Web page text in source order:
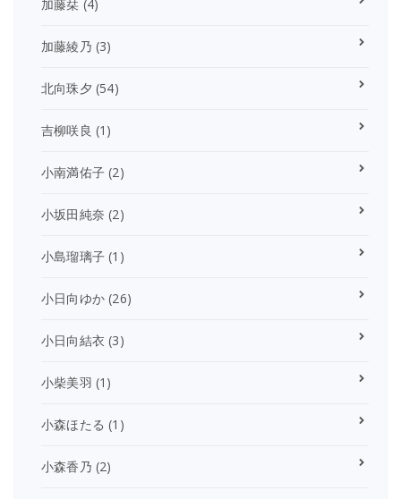
加藤栞 (4)
加藤綾乃 (3)
北向珠夕 (54)
吉柳咲良 (1)
小南満佑子 (2)
小坂田純奈 (2)
小島瑠璃子 (1)
小日向ゆか (26)
小日向結衣 (3)
小柴美羽 (1)
小森ほたる (1)
小森香乃 (2)